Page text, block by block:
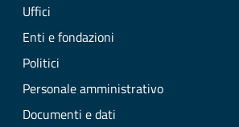
Uffici
Enti e fondazioni
Politici
Personale amministrativo
Documenti e dati